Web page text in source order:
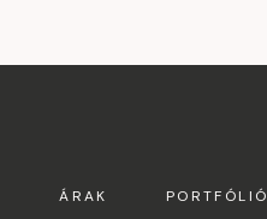
ÁRAK PORTFÓLIÓ